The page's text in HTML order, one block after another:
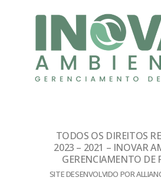
TODOS OS DIREITOS
2023 – 2021 – INOVAR
GERENCIAMENTO DE
SITE DESENVOLVIDO POR